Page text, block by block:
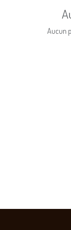
Aucun